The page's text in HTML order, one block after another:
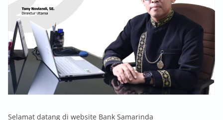
Selamat datang di website Bank Samarinda